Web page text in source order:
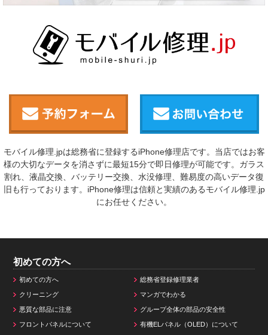
モバイル修理.jpは総務省に登録するiPhone修理店です。当店ではお客
様の大切なデータを消さずに最短15分で即日修理が可能です。ガラス
割れ、液晶交換、バッテリー交換、水没修理、難易度の高いデータ復
旧も行っております。iPhone修理は信頼と実績のあるモバイル修理.jp
にお任せください。
初めての方へ
初めての方へ 総務省登録修理業者
クリーニング マンガでわかる
悪質な部品に注意 グループ全体の部品の安全性
フロントパネルについて 有機ELパネル（OLED）について